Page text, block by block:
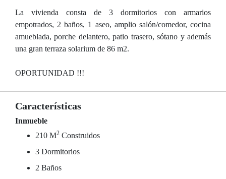
La vivienda consta de 3 dormitorios con armarios
empotrados, 2 baños, 1 aseo, amplio salón/comedor, cocina
amueblada, porche delantero, patio trasero, sótano y además
una gran terraza solarium de 86 m2.
OPORTUNIDAD !!!
Características
Inmueble
210 M2 Construidos
3 Dormitorios
2 Baños